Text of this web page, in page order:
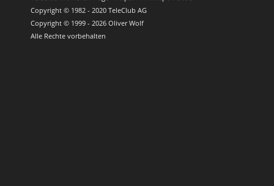
Copyright © 1982 - 2020 TeleClub AG
Copyright © 1999 - 2026 Oliver Wolf
Alle Rechte vorbehalten